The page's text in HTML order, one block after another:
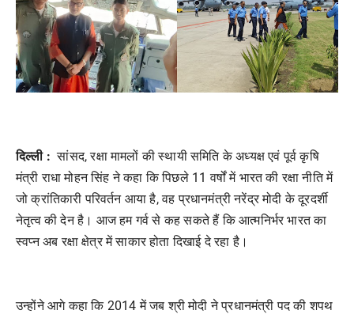
दिल्ली : सांसद, रक्षा मामलों की स्थायी समिति के अध्यक्ष एवं पूर्व कृषि
मंत्री राधा मोहन सिंह ने कहा कि पिछले 11 वर्षों में भारत की रक्षा नीति में
जो क्रांतिकारी परिवर्तन आया है, वह प्रधानमंत्री नरेंद्र मोदी के दूरदर्शी
नेतृत्व की देन है। आज हम गर्व से कह सकते हैं कि आत्मनिर्भर भारत का
स्वप्न अब रक्षा क्षेत्र में साकार होता दिखाई दे रहा है।
उन्होंने आगे कहा कि 2014 में जब श्री मोदी ने प्रधानमंत्री पद की शपथ